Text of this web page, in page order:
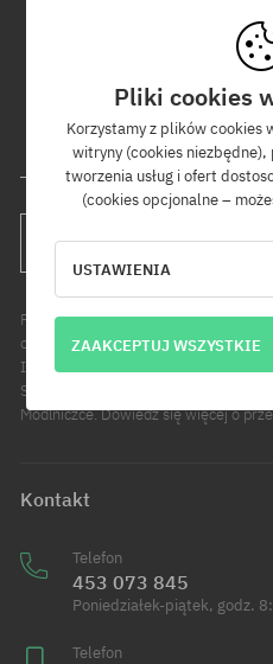
Zapisz się do naszego
nowościach i
Twój adres e-mail
Podanie adresu e-mail jest
otrzymywanie informacji
Informujemy, że administratorem
Sport Distribution sp. z o.o. z siedzibą
Modlniczce. Dowiedz się więcej o
Kontakt
Telefon
453 073 845
Poniedziałek-piątek, godz.
Telefon
Pliki cookies
Korzystamy z plików cookies
witryny (cookies
tworzenia usług i ofert
(cookies opcjonalne –
USTAWIENIA
ZAAKCEPTUJ WSZYSTKIE